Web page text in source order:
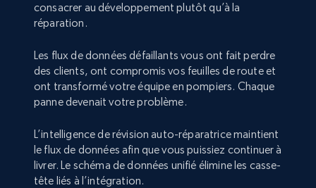
consacrer au développement plutôt qu’à la
réparation.
Les flux de données défaillants vous ont fait perdre
des clients, ont compromis vos feuilles de route et
ont transformé votre équipe en pompiers. Chaque
panne devenait votre problème.
L’intelligence de révision auto-réparatrice maintient
le flux de données afin que vous puissiez continuer à
livrer. Le schéma de données unifié élimine les casse-
tête liés à l’intégration.